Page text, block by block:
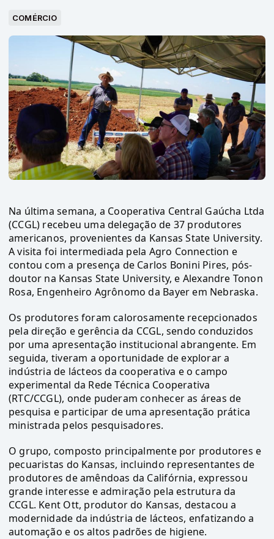
COMÉRCIO
Na última semana, a Cooperativa Central Gaúcha Ltda
(CCGL) recebeu uma delegação de 37 produtores
americanos, provenientes da Kansas State University.
A visita foi intermediada pela Agro Connection e
contou com a presença de Carlos Bonini Pires, pós-
doutor na Kansas State University, e Alexandre Tonon
Rosa, Engenheiro Agrônomo da Bayer em Nebraska.
Os produtores foram calorosamente recepcionados
pela direção e gerência da CCGL, sendo conduzidos
por uma apresentação institucional abrangente. Em
seguida, tiveram a oportunidade de explorar a
indústria de lácteos da cooperativa e o campo
experimental da Rede Técnica Cooperativa
(RTC/CCGL), onde puderam conhecer as áreas de
pesquisa e participar de uma apresentação prática
ministrada pelos pesquisadores.
O grupo, composto principalmente por produtores e
pecuaristas do Kansas, incluindo representantes de
produtores de amêndoas da Califórnia, expressou
grande interesse e admiração pela estrutura da
CCGL. Kent Ott, produtor do Kansas, destacou a
modernidade da indústria de lácteos, enfatizando a
automação e os altos padrões de higiene.